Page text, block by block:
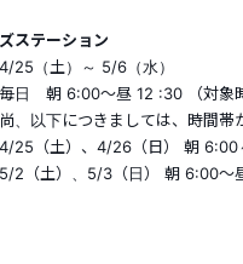
ステーション
25（土）～ 5/6（水）
日 朝 6:00～昼 12 :30 （対象
下につきましては、時間帯が
土）、4/26（日） 朝 6:00
土）、5/3（日） 朝 6:00～